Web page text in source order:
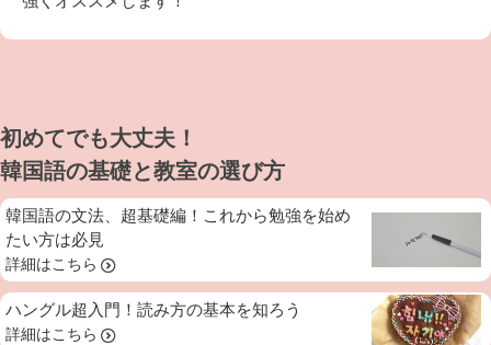
初めてでも大丈夫！
韓国語の基礎と教室の選び方
韓国語の文法、超基礎編！これから勉強を始め
たい方は必見
詳細はこちら
ハングル超入門！読み方の基本を知ろう
詳細はこちら